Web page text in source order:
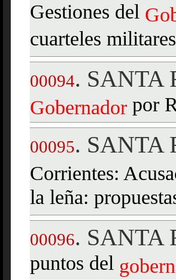
Gestiones del
cuarteles militares
00094. SANTA
Gobernador por
00095. SANTA
Corrientes:
la leña:
00096. SANTA
puntos del